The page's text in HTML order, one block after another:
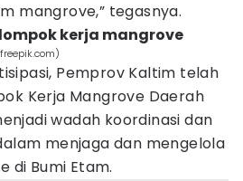
mangrove,” tegasnya.
kerja mangrove
Pemprov Kaltim telah
Kerja Mangrove Daerah
wadah koordinasi dan
menjaga dan mengelola
di Bumi Etam.